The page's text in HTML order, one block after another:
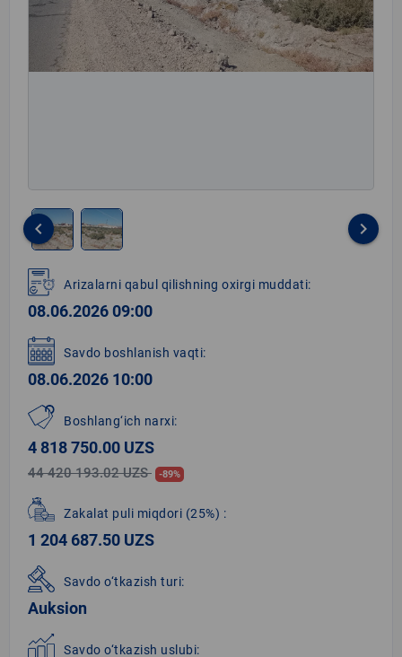
1
of
2
keyboard_arrow_left keyboard_arrow_right
Arizalarni qabul qilishning oxirgi muddati:
08.06.2026 09:00
Savdo boshlanish vaqti:
08.06.2026 10:00
Boshlang‘ich narxi:
4 818 750.00 UZS
44 420 193.02 UZS -89%
Zakalat puli miqdori (25%) :
1 204 687.50 UZS
Savdo o‘tkazish turi:
Auksion
Savdo o‘tkazish uslubi: